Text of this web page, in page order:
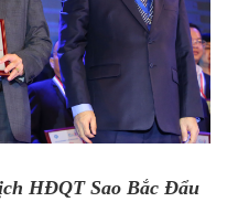
HĐQT Sao Bắc Đẩu